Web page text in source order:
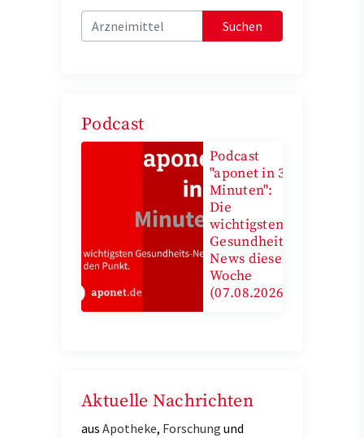
Suchen
Podcast
Podcast
"aponet in 3
Minuten":
Die
wichtigsten
Gesundheits-
News diese
Woche
(07.08.2026)
Aktuelle Nachrichten
aus Apotheke, Forschung und